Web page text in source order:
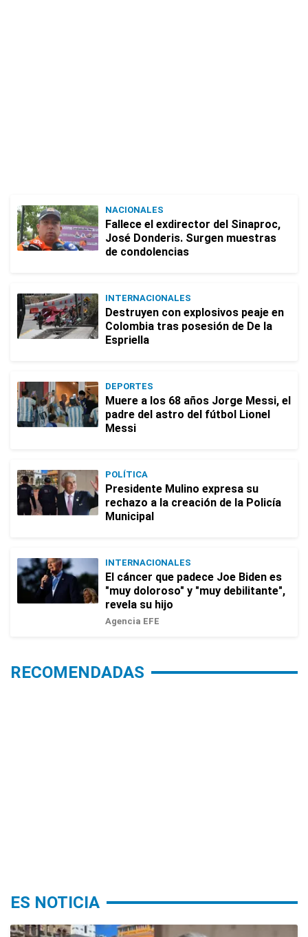
NACIONALES
Fallece el exdirector del Sinaproc,
José Donderis. Surgen muestras
de condolencias
INTERNACIONALES
Destruyen con explosivos peaje en
Colombia tras posesión de De la
Espriella
DEPORTES
Muere a los 68 años Jorge Messi, el
padre del astro del fútbol Lionel
Messi
POLÍTICA
Presidente Mulino expresa su
rechazo a la creación de la Policía
Municipal
INTERNACIONALES
El cáncer que padece Joe Biden es
"muy doloroso" y "muy debilitante",
revela su hijo
Agencia EFE
RECOMENDADAS
ES NOTICIA